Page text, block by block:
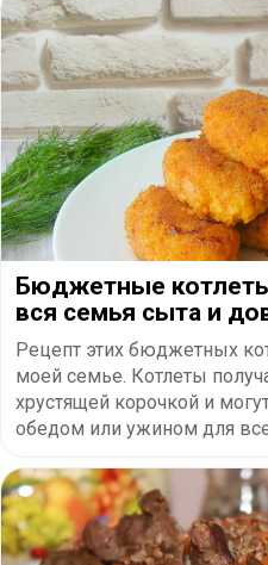
Бюджетные
вся семья сыта и
Рецепт этих бюджетных
моей семье. Котлеты
хрустящей корочкой и
обедом или ужином для